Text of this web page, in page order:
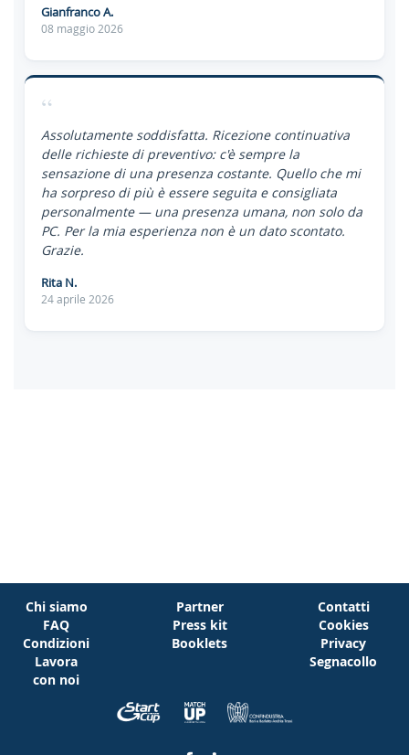
Gianfranco A.
08 maggio 2026
“
Assolutamente soddisfatta. Ricezione continuativa
delle richieste di preventivo: c'è sempre la
sensazione di una presenza costante. Quello che mi
ha sorpreso di più è essere seguita e consigliata
personalmente — una presenza umana, non solo da
PC. Per la mia esperienza non è un dato scontato.
Grazie.
Rita N.
24 aprile 2026
Chi siamo
FAQ
Condizioni
Lavora
con noi
Partner
Press kit
Booklets
Contatti
Cookies
Privacy
Segnacollo